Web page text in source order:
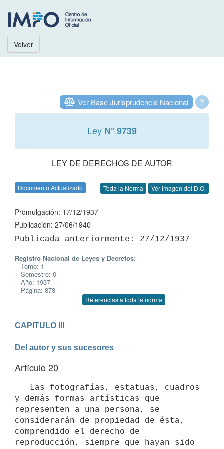
Volver
?
Ver Base Jurisprudencia Nacional
Ley N° 9739
LEY DE DERECHOS DE AUTOR
Documento Actualizado Toda la Norma Ver Imagen del D.O.
Promulgación: 17/12/1937
Publicación: 27/06/1940
Registro Nacional de Leyes y Decretos:
Tomo: 1
Semestre: 0
Año: 1937
Página: 873
Referencias a toda la norma
CAPITULO III
Del autor y sus sucesores
Artículo 20
y demás formas artísticas que
representen a una persona, se
considerarán de propiedad de ésta,
comprendido el derecho de
reproducción, siempre que hayan sido